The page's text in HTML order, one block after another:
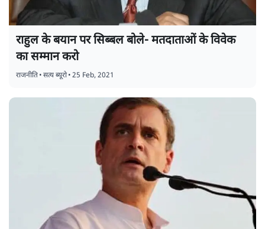
राहुल के बयान पर सिब्बल बोले- मतदाताओं के विवेक
का सम्मान करो
राजनीति•सत्य ब्यूरो•25 Feb, 2021